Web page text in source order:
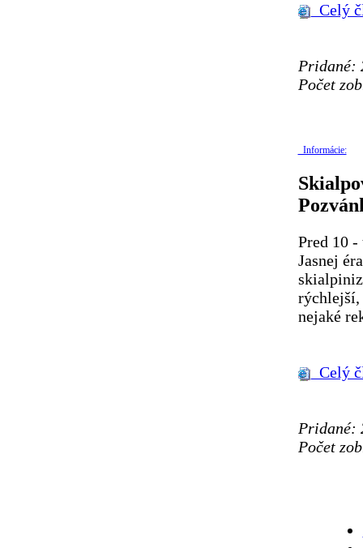
Celý
Pridané:
Počet
Informácie:
Pred 10
Jasnej
rýchlejší,
nejaké
Celý
Pridané:
Počet